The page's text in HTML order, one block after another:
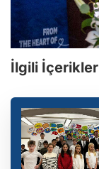
İlgili İçerikler